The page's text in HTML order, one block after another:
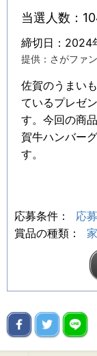
当選人数：
締切日：2024
提供：さがファン
佐賀のうまい
ているプレゼ
す。今回の商
賀牛ハンバー
す。
応募条件： 応
賞品の種類：